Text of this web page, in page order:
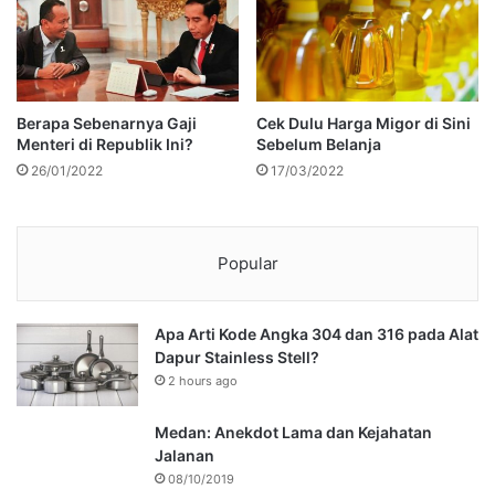
Berapa Sebenarnya Gaji
Menteri di Republik Ini?
26/01/2022
Cek Dulu Harga Migor di Sini
Sebelum Belanja
17/03/2022
Popular
Apa Arti Kode Angka 304 dan 316 pada Alat
Dapur Stainless Stell?
2 hours ago
Medan: Anekdot Lama dan Kejahatan
Jalanan
08/10/2019